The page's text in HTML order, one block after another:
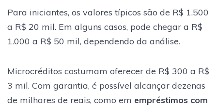
Para iniciantes, os valores típicos são de R$ 1.500
a R$ 20 mil. Em alguns casos, pode chegar a R$
1.000 a R$ 50 mil, dependendo da análise.
Microcréditos costumam oferecer de R$ 300 a R$
3 mil. Com garantia, é possível alcançar dezenas
de milhares de reais, como em empréstimos com